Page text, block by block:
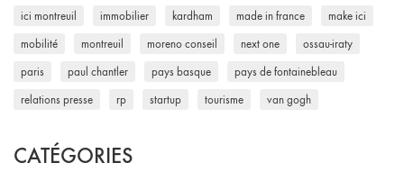
ici montreuil immobilier kardham made in france make ici
mobilité montreuil moreno conseil next one ossau-iraty
paris paul chantler pays basque pays de fontainebleau
relations presse rp startup tourisme van gogh
CATÉGORIES